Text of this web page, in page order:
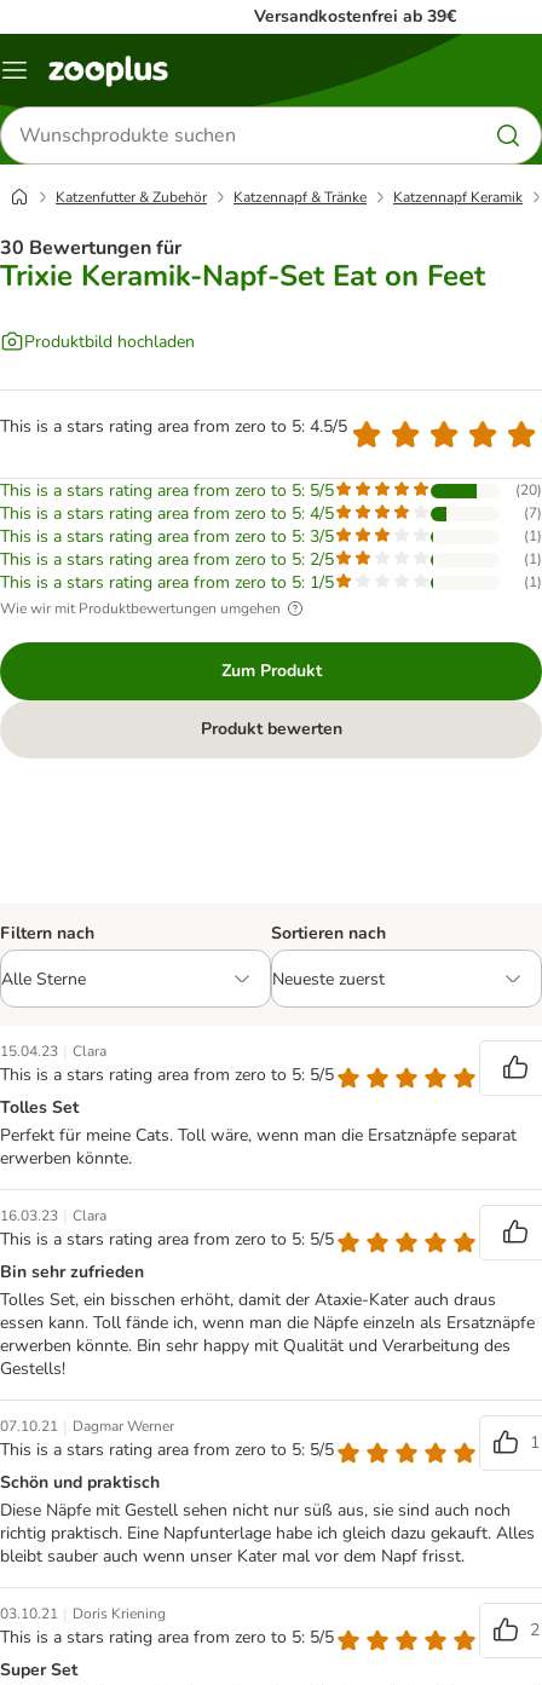
Versandkostenfrei ab 39€
Menü
Produkte
suchen
Katzenfutter & Zubehör Katzennapf & Tränke Katzennapf Keramik
30 Bewertungen für
Trixie Keramik-Napf-Set Eat on Feet
Produktbild hochladen
This is a stars rating area from zero to 5: 4.5/5
This is a stars rating area from zero to 5: 5/5 (20)
This is a stars rating area from zero to 5: 4/5 (7)
This is a stars rating area from zero to 5: 3/5 (1)
This is a stars rating area from zero to 5: 2/5 (1)
This is a stars rating area from zero to 5: 1/5 (1)
Wie wir mit Produktbewertungen umgehen
Zum Produkt
Produkt bewerten
Filtern nach Sortieren nach
15.04.23 | Clara
This is a stars rating area from zero to 5: 5/5
Tolles Set
Perfekt für meine Cats. Toll wäre, wenn man die Ersatznäpfe separat
erwerben könnte.
16.03.23 | Clara
This is a stars rating area from zero to 5: 5/5
Bin sehr zufrieden
Tolles Set, ein bisschen erhöht, damit der Ataxie-Kater auch draus
essen kann. Toll fände ich, wenn man die Näpfe einzeln als Ersatznäpfe
erwerben könnte. Bin sehr happy mit Qualität und Verarbeitung des
Gestells!
07.10.21 | Dagmar Werner
This is a stars rating area from zero to 5: 5/5
1
Schön und praktisch
Diese Näpfe mit Gestell sehen nicht nur süß aus, sie sind auch noch
richtig praktisch. Eine Napfunterlage habe ich gleich dazu gekauft. Alles
bleibt sauber auch wenn unser Kater mal vor dem Napf frisst.
03.10.21 | Doris Kriening
This is a stars rating area from zero to 5: 5/5
2
Super Set